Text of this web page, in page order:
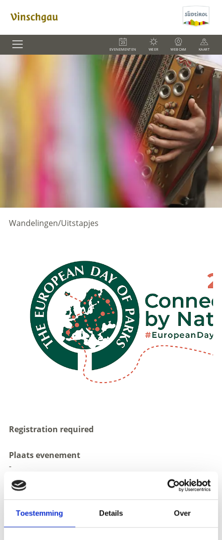
Toestemming Details Over
EVENEMENTEN WEER WEBCAM KAART
Wandelingen/Uitstapjes
Registration required
Plaats evenement
-
Organisator
Nationalpark Stilfserjoch
Piazza Municipio 1
Glorenza 39020